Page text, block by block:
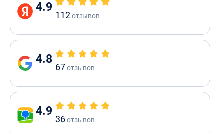
4.9
112отзывов
4.8
67отзывов
4.9
36отзывов